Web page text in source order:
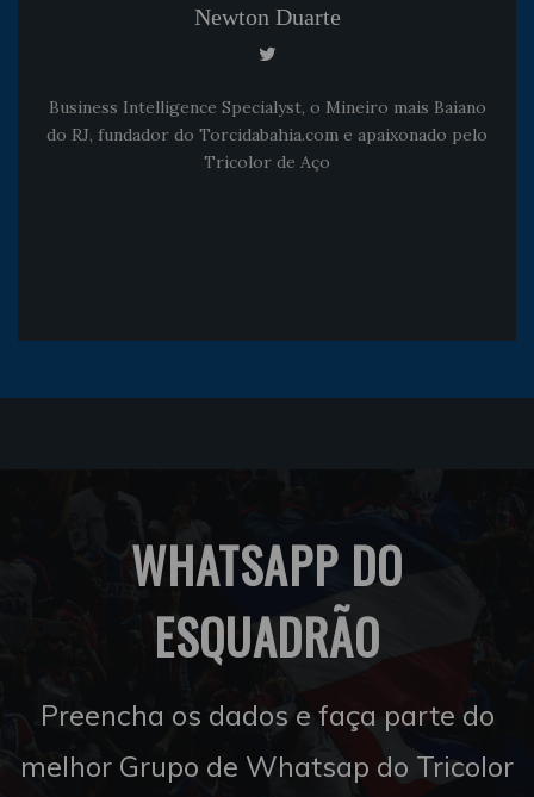
Newton Duarte
Business Intelligence Specialyst, o Mineiro mais Baiano
do RJ, fundador do Torcidabahia.com e apaixonado pelo
Tricolor de Aço
WHATSAPP DO
ESQUADRÃO
Preencha os dados e faça parte do
melhor Grupo de Whatsap do Tricolor